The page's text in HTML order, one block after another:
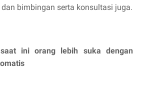
bimbingan serta konsultasi juga.
ini orang lebih suka dengan